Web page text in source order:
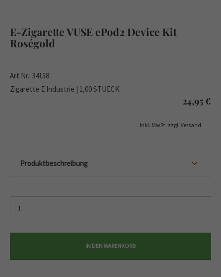
E-Zigarette VUSE ePod2 Device Kit
Roségold
Art.Nr.: 34158
Zigarette E Industrie | 1,00 STUECK
24,95 €
inkl. MwSt. zzgl. Versand
Produktbeschreibung